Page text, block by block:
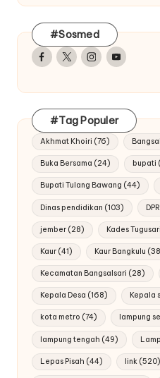
#Sosmed
Facebook
TwitterInstagram
Youtube
#Tag Populer
Akhmat Khoiri (76)
Buka Bersama (24) bupati
Bupati Tulang Bawang (44)
Dinas pendidikan (103)
jember (28) Kades Tugusari
Kaur (41) Kaur Bangkulu
Kecamatan Bangsalsari (28)
Kepala Desa (168) Kepala
kota metro (74) lampung
lampung tengah (49)
Lepas Pisah (44) link(520)